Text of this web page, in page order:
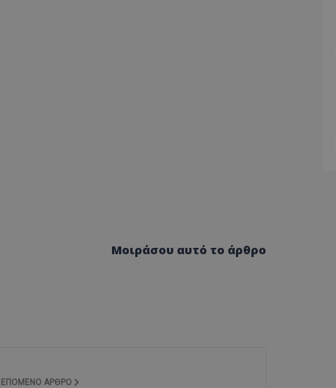
Μοιράσου αυτό το άρθρο
ΕΠΌΜΕΝΟ ΆΡΘΡΟ